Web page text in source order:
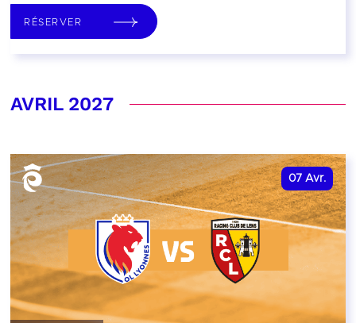
RÉSERVER
AVRIL 2027
07 Avr.